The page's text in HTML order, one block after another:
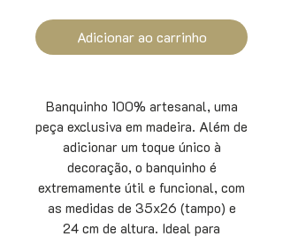
Adicionar ao carrinho
Banquinho 100% artesanal, uma
peça exclusiva em madeira. Além de
adicionar um toque único à
decoração, o banquinho é
extremamente útil e funcional, com
as medidas de 35x26 (tampo) e
24 cm de altura. Ideal para